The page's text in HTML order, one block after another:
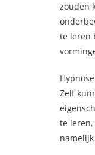
zouden
te leren
Zelf
te